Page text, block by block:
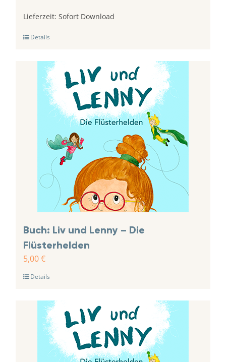
Lieferzeit: Sofort Download
Details
Buch: Liv und Lenny – Die
Flüsterhelden
5,00€
Details